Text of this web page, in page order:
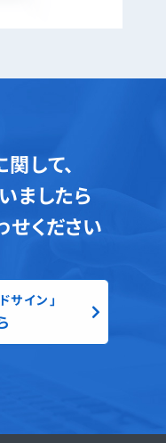
して、
ましたら
ください
サイン」